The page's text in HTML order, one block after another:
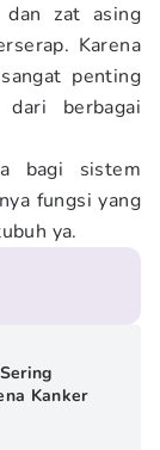
dan zat asing
Karena
penting
berbagai
bagi sistem
fungsi yang
ya.
Kanker